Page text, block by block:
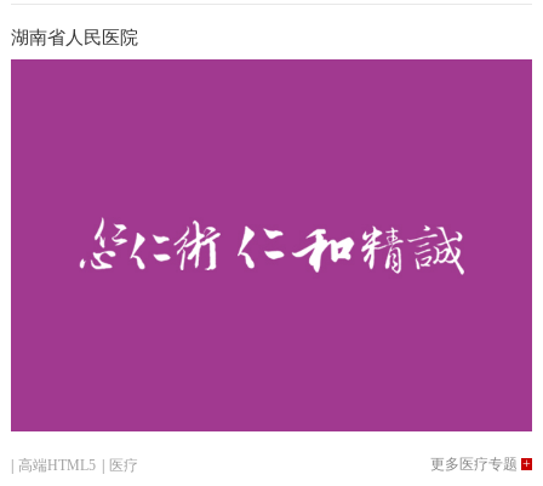
湖南省人民医院
| 高端HTML5 | 医疗 更多医疗专题+